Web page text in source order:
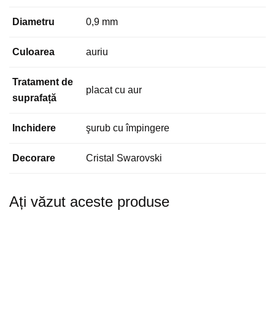
Diametru 0,9 mm
Culoarea auriu
Tratament de
suprafață
placat cu aur
Inchidere şurub cu împingere
Decorare Cristal Swarovski
Ați văzut aceste produse